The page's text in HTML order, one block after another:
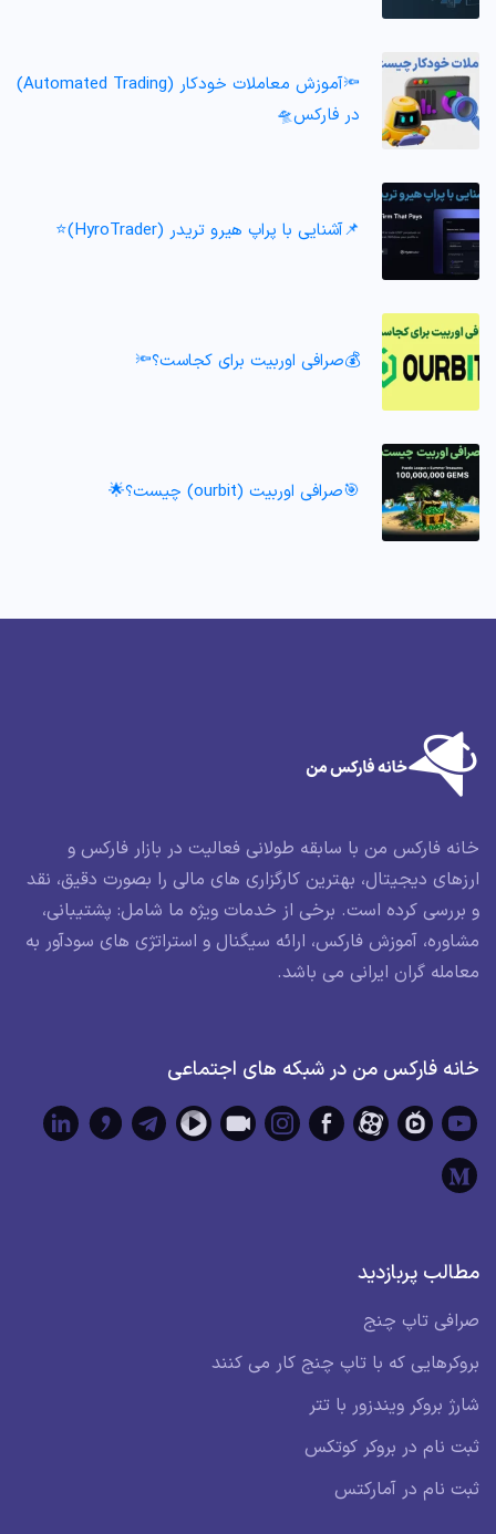
🔦آموزش معاملات خودکار (Automated Trading)
در فارکس🛸
📌آشنایی با پراپ هیرو تریدر (HyroTrader)⭐️
💰صرافی اوربیت برای کجاست؟🔦
🎯صرافی اوربیت (ourbit) چیست؟🌟
خانه فارکس من با سابقه طولانی فعالیت در بازار فارکس و
ارزهای دیجیتال، بهترین کارگزاری های مالی را بصورت دقیق، نقد
و بررسی کرده است. برخی از خدمات ویژه ما شامل: پشتیبانی،
مشاوره، آموزش فارکس، ارائه سیگنال و استراتژی های سودآور به
معامله گران ایرانی می باشد.
خانه فارکس من در شبکه های اجتماعی
مطالب پربازدید
صرافی تاپ چنج
بروکرهایی که با تاپ چنج کار می کنند
شارژ بروکر ویندزور با تتر
ثبت نام در بروکر کوتکس
ثبت نام در آمارکتس